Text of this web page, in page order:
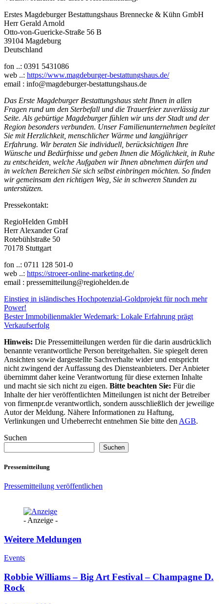
Erstes Magdeburger Bestattungshaus Brennecke & Kühn GmbH
Herr Gerald Arnold
Otto-von-Guericke-Straße 56 B
39104 Magdeburg
Deutschland
fon ..: 0391 5431086
web ..: https://www.magdeburger-bestattungshaus.de/
email : info@magdeburger-bestattungshaus.de
Das Erste Magdeburger Bestattungshaus steht Ihnen in allen
Fragen rund um den Sterbefall und die Trauerfeier zuverlässig zur
Seite. Als gebürtige Magdeburger fühlen wir uns der Stadt und der
Region besonders verbunden. Unser Familienunternehmen begleitet
Sie mit Herzlichkeit, menschlicher Wärme und langjähriger
Erfahrung. Wir beraten Sie individuell, berücksichtigen Ihre
Wünsche und Bedürfnisse und geben Ihnen die Möglichkeit, in Ruhe
zu entscheiden, welche Aufgaben wir Ihnen abnehmen dürfen und
in welchen Bereichen Sie sich selbst einbringen möchten. So finden
wir gemeinsam den richtigen Weg, Sie in schweren Stunden zu
unterstützen.
Pressekontakt:
RegioHelden GmbH
Herr Alexander Graf
Rotebühlstraße 50
70178 Stuttgart
fon ..: 0711 128 501-0
web ..: https://stroeer-online-marketing.de/
email : pressemitteilung@regiohelden.de
Beitragsnavigation
Einstieg in isländisches Hochpotenzial-Goldprojekt für noch mehr
Power!
Bester Immobilienmakler Wedemark: Lokale Erfahrung prägt
Verkaufserfolg
Hinweis: Die Pressemitteilungen werden für die darin ausdrücklich
benannte verantwortliche Person bereitgehalten. Sie spiegelt deren
Ansichten sowie dargestellte Sachverhalte wider und entspricht
nicht zwingend der Auffassung des Diensteanbieters. Der Anbieter
übernimmt daher keine Verantwortung für diese externen Inhalte
und macht sie sich nicht zu eigen. Bitte beachten Sie: Für die
Inhalte der hier veröffentlichten Mitteilungen ist nicht der Betreiber
von firmenpr.de verantwortlich, sondern ausschließlich der jeweilige
Autor der Meldung. Nähere Informationen zu Haftung,
Verlinkungen und Urheberrecht entnehmen Sie bitte den AGB.
Suchen
Suchen
Pressemitteilung
Pressemitteilung veröffentlichen
- Anzeige -
Weitere Meldungen
Events
Robbie Williams – Big Art Festival – Champagne D.
Rock